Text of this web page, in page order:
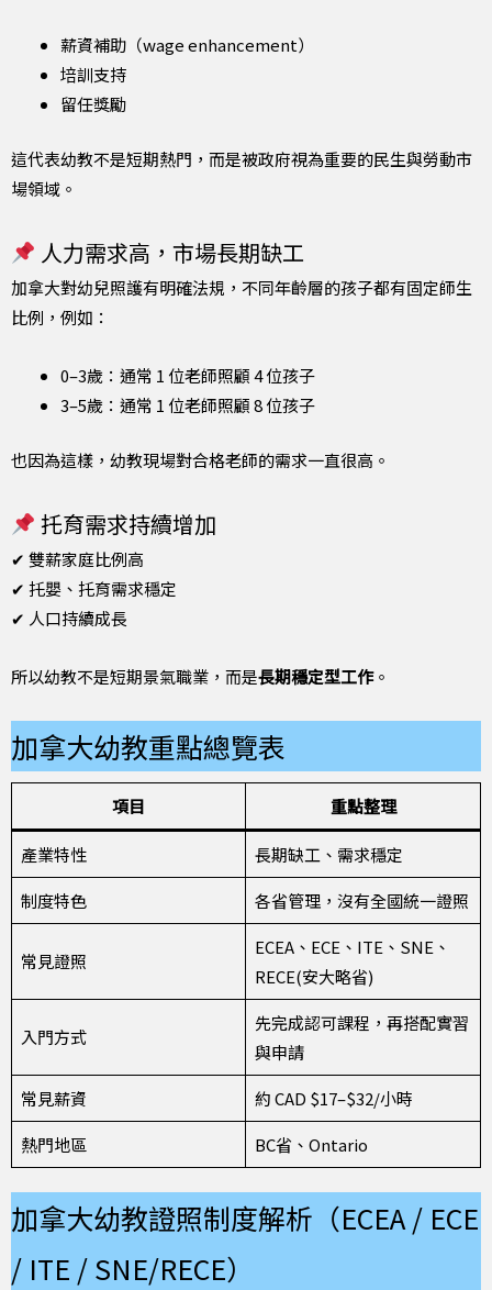
薪資補助（wage enhancement）
培訓支持
留任獎勵
這代表幼教不是短期熱門，而是被政府視為重要的民生與勞動市
場領域。
人力需求高，市場長期缺工
加拿大對幼兒照護有明確法規，不同年齡層的孩子都有固定師生
比例，例如：
0–3歲：通常 1 位老師照顧 4 位孩子
3–5歲：通常 1 位老師照顧 8 位孩子
也因為這樣，幼教現場對合格老師的需求一直很高。
托育需求持續增加
✔ 雙薪家庭比例高
✔ 托嬰、托育需求穩定
✔ 人口持續成長
所以幼教不是短期景氣職業，而是長期穩定型工作。
加拿大幼教重點總覽表
項目 重點整理
產業特性
長期缺工、需求穩定
制度特色
各省管理，沒有全國統一證照
常見證照
ECEA、ECE、ITE、SNE、
RECE(安大略省)
入門方式
先完成認可課程，再搭配實習
與申請
常見薪資
約 CAD $17–$32/小時
熱門地區
BC省、Ontario
加拿大幼教證照制度解析（ECEA / ECE
/ ITE / SNE/RECE）